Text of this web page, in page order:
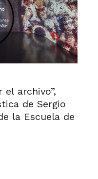
el archivo”,
de Sergio
la Escuela de